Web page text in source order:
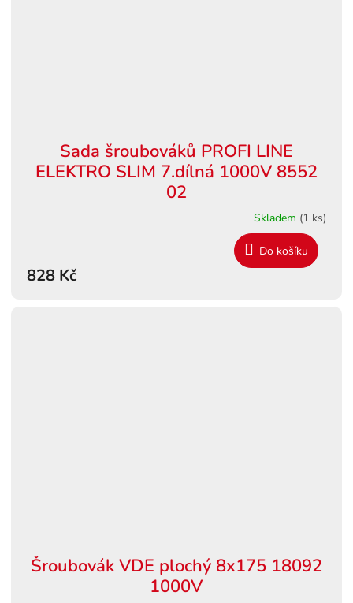
Sada šroubováků PROFI LINE
ELEKTRO SLIM 7.dílná 1000V 8552
02
Skladem (1 ks)
828 Kč
Do košíku
Šroubovák VDE plochý 8x175 18092
1000V